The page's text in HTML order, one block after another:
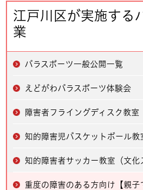
江戸川区が実施する
業
パラスポーツ一般公開一覧
えどがわパラスポーツ体験会
障害者フライングディスク教室
知的障害児バスケットボール教
知的障害者サッカー教室（文化
重度の障害のある方向け【親子